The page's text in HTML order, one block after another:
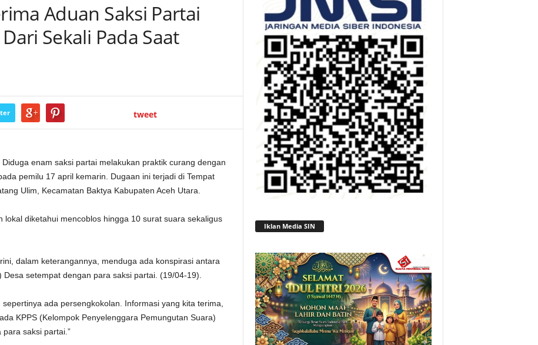
Aduan Saksi Partai
Sekali Pada Saat
tweet
Diduga enam saksi partai melakukan praktik curang dengan
pemilu 17 april kemarin. Dugaan ini terjadi di Tempat
Ulim, Kecamatan Baktya Kabupaten Aceh Utara.
lokal diketahui mencoblos hingga 10 surat suara sekaligus
dalam keterangannya, menduga ada konspirasi antara
setempat dengan para saksi partai. (19/04-19).
ada persengkokolan. Informasi yang kita terima,
KPPS (Kelompok Penyelenggara Pemungutan Suara)
saksi partai.”
Iklan Media SIN